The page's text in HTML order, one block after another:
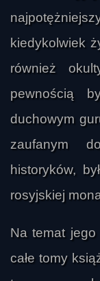
kiedykolwiek
również
pewnością
duchowym
zaufanym
historyków,
rosyjskiej
Na temat
całe tomy